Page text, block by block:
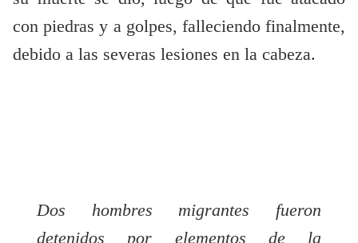
con piedras y a golpes, falleciendo finalmente,
debido a las severas lesiones en la cabeza.
Dos hombres migrantes fueron
detenidos por elementos de la